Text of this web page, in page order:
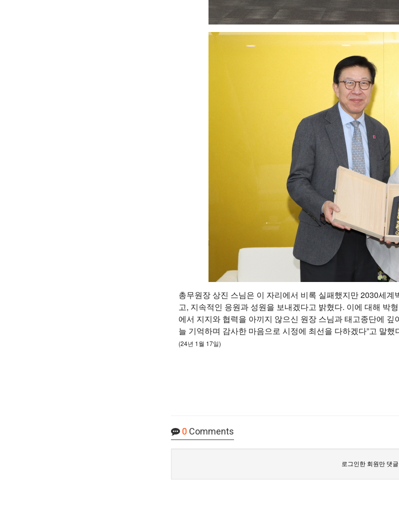
총무원장 상진 스님은 이 자리에서 비록 실패했지만 2030세
고, 지속적인 응원과 성원을 보내겠다고 밝혔다. 이에 대해 박
에서 지지와 협력을 아끼지 않으신 원장 스님과 태고종단에
늘 기억하며 감사한 마음으로 시정에 최선을 다하겠다”고 말했
(24년 1월 17일)
0 Comments
로그인한 회원만 댓